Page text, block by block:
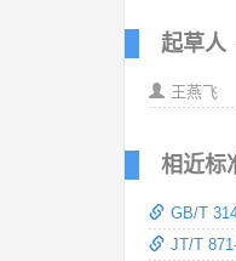
起草人
王燕飞
相近标
GB/T
JT/T